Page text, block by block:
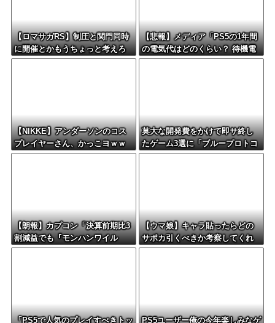
【ロマサガRS】制圧と関門同時
に開催とかもうちょっと考えろ
よw
【悲報】メディア「PS5の1年間
の電気代はどのくらい？ 待機電
力には注意すべき？」
【NIKKE】アンダーソンのコス
プレイヤーさん、かっこヨｗｗ
ｗｗｗｗ
莫大な開発費をかけて即サ終し
たゲーム3選に「ブループロトコ
ル」「バビロン」「コンコー
【朗報】カプコン「決算前期比3
割減益でも『モンハンワイル
ズ』で逆転するから！」
【ウマ娘】キャラ貼ったらどの
サポカ引くべきか考察してくれ
るツールない？
「PS5で人気のプレイすべきトッ
PS5ユーザー俺の今年楽しみなゲ